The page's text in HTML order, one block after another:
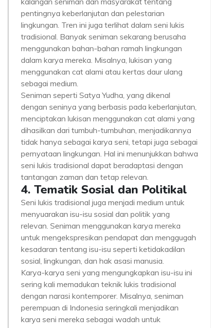
pentingnya keberlanjutan dan pelestarian
lingkungan. Tren ini juga terlihat dalam seni lukis
tradisional. Banyak seniman sekarang berusaha
menggunakan bahan-bahan ramah lingkungan
dalam karya mereka. Misalnya, lukisan yang
menggunakan cat alami atau kertas daur ulang
sebagai medium.
Seniman seperti Satya Yudha, yang dikenal
dengan seninya yang berbasis pada keberlanjutan,
menciptakan lukisan menggunakan cat alami yang
dihasilkan dari tumbuh-tumbuhan, menjadikannya
tidak hanya sebagai karya seni, tetapi juga sebagai
pernyataan lingkungan. Hal ini menunjukkan bahwa
seni lukis tradisional dapat beradaptasi dengan
tantangan zaman dan tetap relevan.
4. Tematik Sosial dan Politikal
Seni lukis tradisional juga menjadi medium untuk
menyuarakan isu-isu sosial dan politik yang
relevan. Seniman menggunakan karya mereka
untuk mengekspresikan pendapat dan menggugah
kesadaran tentang isu-isu seperti ketidakadilan
sosial, lingkungan, dan hak asasi manusia.
Karya-karya seni yang mengungkapkan isu-isu ini
sering kali memadukan teknik lukis tradisional
dengan narasi kontemporer. Misalnya, seniman
perempuan di Indonesia seringkali menjadikan
karya seni mereka sebagai wadah untuk